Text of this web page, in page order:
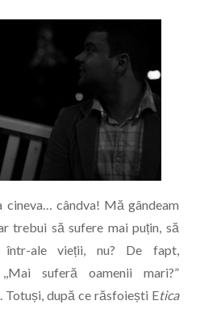
cândva! Mă gândeam
trebui să sufere mai puțin, să
într-ale vieții, nu? De fapt,
suferă oamenii mari?”
Totuși, după ce răsfoiești Etica